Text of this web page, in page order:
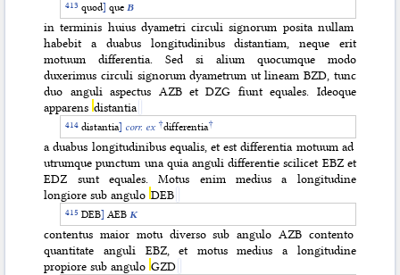
quod] que B
in terminis huius dyametri circuli signorum posita nullam
habebit a duabus longitudinibus distantiam, neque erit
motuum differentia. Sed si alium quocumque modo
duxerimus circuli signorum dyametrum ut lineam BZD, tunc
duo anguli aspectus AZB et DZG fiunt equales. Ideoque
apparens distantia
distantia] corr. ex †differentia†
a duabus longitudinibus equalis, et est differentia motuum ad
utrumque punctum una quia anguli differentie scilicet EBZ et
EDZ sunt equales. Motus enim medius a longitudine
longiore sub angulo DEB
DEB] AEB K
contentus maior motu diverso sub angulo AZB contento
quantitate anguli EBZ, et motus medius a longitudine
propiore sub angulo GZD